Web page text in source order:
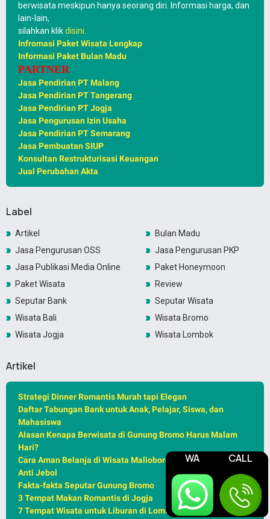
WA CALL
berwisata meskipun hanya seorang diri. Informasi harga, dan
lain-lain,
silahkan klikdisini.
Infromasi Paket Wisata Lengkap
Informasi Paket Bulan Madu
PARTNER
Jasa Pendirian PT Malang
Jasa Pendirian PT Tangerang
Jasa Pendirian PT Jogja
Jasa Pengurusan Izin Usaha
Jasa Pendirian PT Semarang
Jasa Pembuatan SIUP
Konsultan Restrukturisasi Keuangan
Jual Perubahan Akta
Label
Artikel
Bulan Madu
Jasa Pengurusan OSS
Jasa Pengurusan PKP
Jasa Publikasi Media Online
Paket Honeymoon
Paket Wisata
Review
Seputar Bank
Seputar Wisata
Wisata Bali
Wisata Bromo
Wisata Jogja
Wisata Lombok
Artikel
Strategi Dinner Romantis Murah tapi Elegan
Daftar Tabungan Bank untuk Anak, Pelajar, Siswa, dan
Mahasiswa
Alasan Kenapa Berwisata di Gunung Bromo Harus Malam
Hari?
Cara Aman Belanja di Wisata Malioboro Jogja – Kantong
Anti Jebol
Fakta-fakta Seputar Gunung Bromo
3 Tempat Makan Romantis di Jogja
7 Tempat Wisata untuk Liburan di Lombok